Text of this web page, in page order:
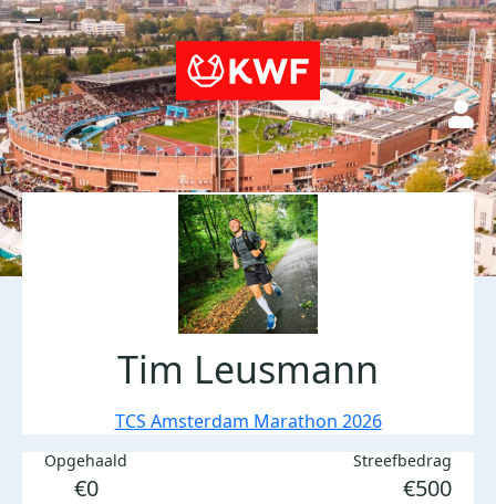
Tim Leusmann
TCS Amsterdam Marathon 2026
Opgehaald
€0
Streefbedrag
€500